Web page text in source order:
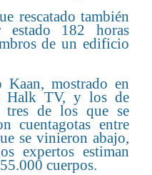
rescatado también
estado 182 horas
de un edificio
Kaan, mostrado en
Halk TV, y los de
de los que se
cuentagotas entre
se vinieron abajo,
expertos estiman
cuerpos.